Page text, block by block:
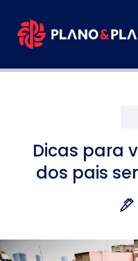
Dicas para
dos pais